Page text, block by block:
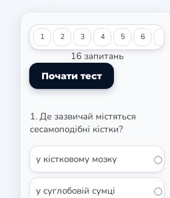
1 2 3 4 5 6
16 запитань
1. Де зазвичай містяться
сесамоподібні кістки?
у кістковому мозку
у суглобовій сумці